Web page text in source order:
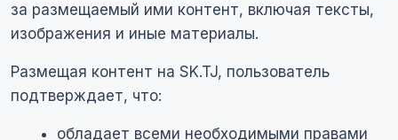
за размещаемый ими контент, включая тексты,
изображения и иные материалы.
Размещая контент на SK.TJ, пользователь
подтверждает, что:
обладает всеми необходимыми правами